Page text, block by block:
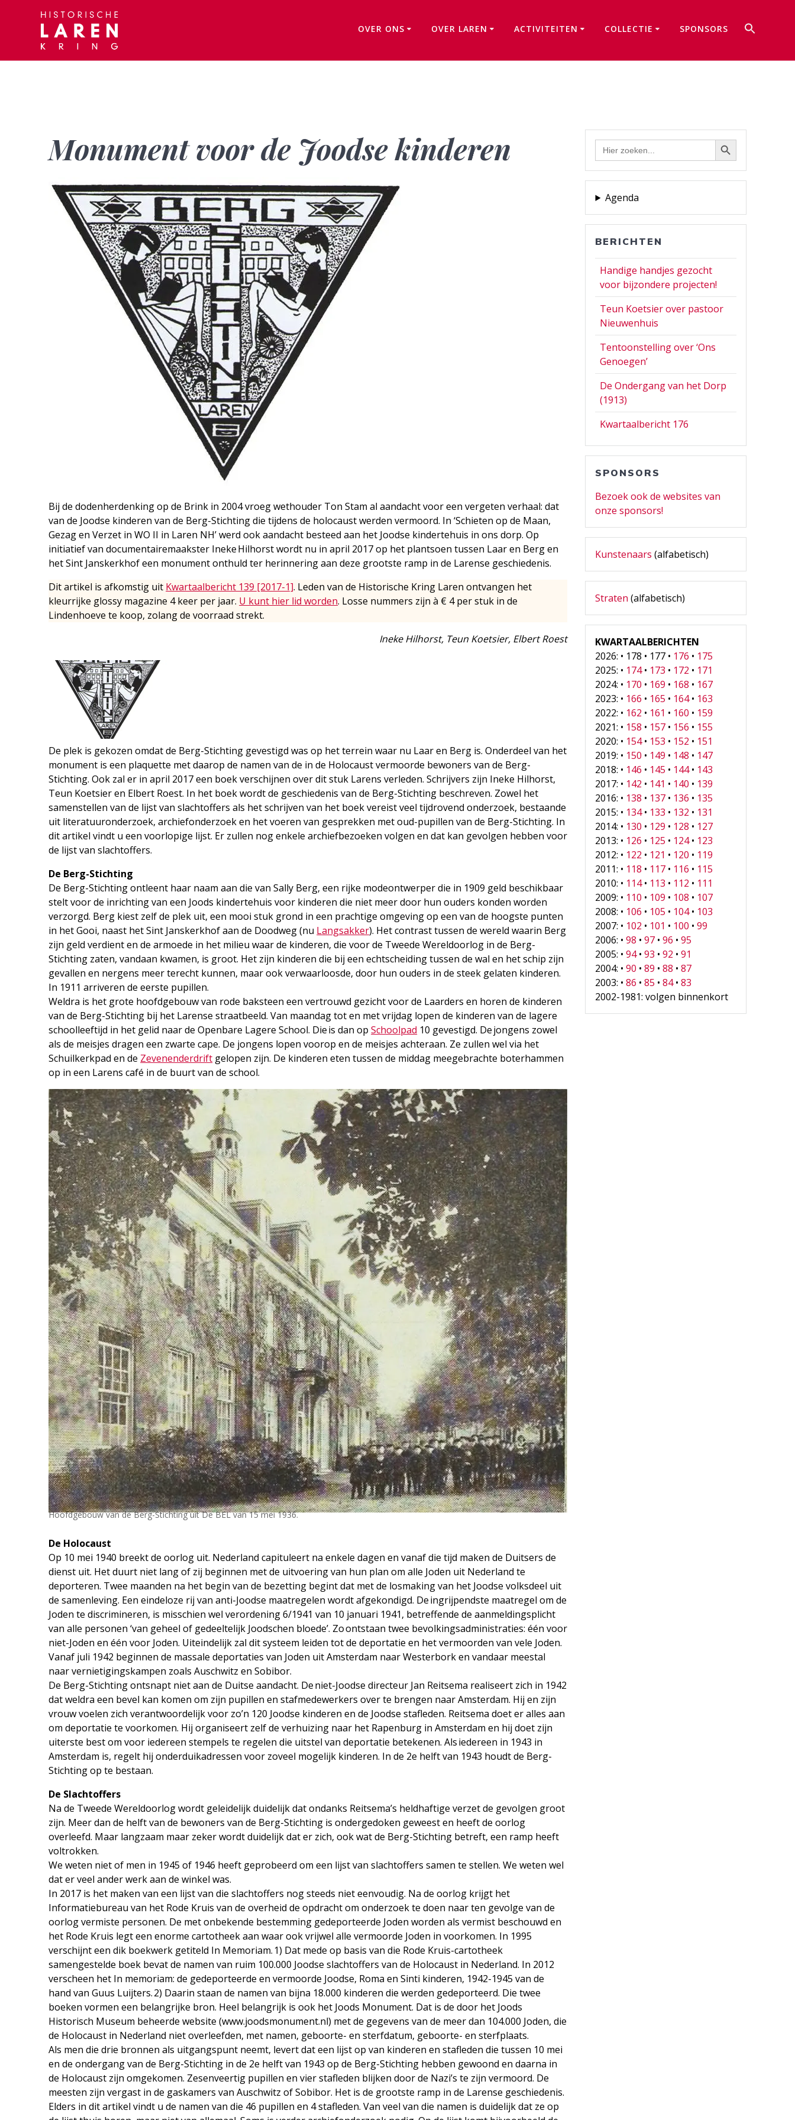
OVER ONS OVER LAREN ACTIVITEITEN COLLECTIE SPONSORS
Monument voor de Joodse kinderen
Bij de dodenherdenking op de Brink in 2004 vroeg wethouder Ton Stam al aandacht voor een vergeten verhaal: dat
van de Joodse kinderen van de Berg-Stichting die tijdens de holocaust werden vermoord. In ‘Schieten op de Maan,
Gezag en Verzet in WO II in Laren NH’ werd ook aandacht besteed aan het Joodse kindertehuis in ons dorp. Op
initiatief van documentairemaakster Ineke Hilhorst wordt nu in april 2017 op het plantsoen tussen Laar en Berg en
het Sint Janskerkhof een monument onthuld ter herinnering aan deze grootste ramp in de Larense geschiedenis.
Dit artikel is afkomstig uit Kwartaalbericht 139 [2017-1]. Leden van de Historische Kring Laren ontvangen het
kleurrijke glossy magazine 4 keer per jaar. U kunt hier lid worden. Losse nummers zijn à € 4 per stuk in de
Lindenhoeve te koop, zolang de voorraad strekt.
Ineke Hilhorst, Teun Koetsier, Elbert Roest
De plek is gekozen omdat de Berg-Stichting gevestigd was op het terrein waar nu Laar en Berg is. Onderdeel van het
monument is een plaquette met daarop de namen van de in de Holocaust vermoorde bewoners van de Berg-
Stichting. Ook zal er in april 2017 een boek verschijnen over dit stuk Larens verleden. Schrijvers zijn Ineke Hilhorst,
Teun Koetsier en Elbert Roest. In het boek wordt de geschiedenis van de Berg-Stichting beschreven. Zowel het
samenstellen van de lijst van slachtoffers als het schrijven van het boek vereist veel tijdrovend onderzoek, bestaande
uit literatuuronderzoek, archiefonderzoek en het voeren van gesprekken met oud-pupillen van de Berg-Stichting. In
dit artikel vindt u een voorlopige lijst. Er zullen nog enkele archiefbezoeken volgen en dat kan gevolgen hebben voor
de lijst van slachtoffers.
De Berg-Stichting
De Berg-Stichting ontleent haar naam aan die van Sally Berg, een rijke modeontwerper die in 1909 geld beschikbaar
stelt voor de inrichting van een Joods kindertehuis voor kinderen die niet meer door hun ouders konden worden
verzorgd. Berg kiest zelf de plek uit, een mooi stuk grond in een prachtige omgeving op een van de hoogste punten
in het Gooi, naast het Sint Janskerkhof aan de Doodweg (nu Langsakker). Het contrast tussen de wereld waarin Berg
zijn geld verdient en de armoede in het milieu waar de kinderen, die voor de Tweede Wereldoorlog in de Berg-
Stichting zaten, vandaan kwamen, is groot. Het zijn kinderen die bij een echtscheiding tussen de wal en het schip zijn
gevallen en nergens meer terecht kunnen, maar ook verwaarloosde, door hun ouders in de steek gelaten kinderen.
In 1911 arriveren de eerste pupillen.
Weldra is het grote hoofdgebouw van rode baksteen een vertrouwd gezicht voor de Laarders en horen de kinderen
van de Berg-Stichting bij het Larense straatbeeld. Van maandag tot en met vrijdag lopen de kinderen van de lagere
schoolleeftijd in het gelid naar de Openbare Lagere School. Die is dan opSchoolpad 10 gevestigd. De jongens zowel
als de meisjes dragen een zwarte cape. De jongens lopen voorop en de meisjes achteraan. Ze zullen wel via het
Schuilkerkpad en de Zevenenderdrift gelopen zijn. De kinderen eten tussen de middag meegebrachte boterhammen
op in een Larens café in de buurt van de school.
Hoofdgebouw van de Berg-Stichting uit De BEL van 15 mei 1936.
De Holocaust
Op 10 mei 1940 breekt de oorlog uit. Nederland capituleert na enkele dagen en vanaf die tijd maken de Duitsers de
dienst uit. Het duurt niet lang of zij beginnen met de uitvoering van hun plan om alle Joden uit Nederland te
deporteren. Twee maanden na het begin van de bezetting begint dat met de losmaking van het Joodse volksdeel uit
de samenleving. Een eindeloze rij van anti-Joodse maatregelen wordt afgekondigd. De ingrijpendste maatregel om de
Joden te discrimineren, is misschien wel verordening 6/1941 van 10 januari 1941, betreffende de aanmeldingsplicht
van alle personen ‘van geheel of gedeeltelijk Joodschen bloede’. Zo ontstaan twee bevolkingsadministraties: één voor
niet-Joden en één voor Joden. Uiteindelijk zal dit systeem leiden tot de deportatie en het vermoorden van vele Joden.
Vanaf juli 1942 beginnen de massale deportaties van Joden uit Amsterdam naar Westerbork en vandaar meestal
naar vernietigingskampen zoals Auschwitz en Sobibor.
De Berg-Stichting ontsnapt niet aan de Duitse aandacht. De niet-Joodse directeur Jan Reitsema realiseert zich in 1942
dat weldra een bevel kan komen om zijn pupillen en stafmedewerkers over te brengen naar Amsterdam. Hij en zijn
vrouw voelen zich verantwoordelijk voor zo’n 120 Joodse kinderen en de Joodse stafleden. Reitsema doet er alles aan
om deportatie te voorkomen. Hij organiseert zelf de verhuizing naar het Rapenburg in Amsterdam en hij doet zijn
uiterste best om voor iedereen stempels te regelen die uitstel van deportatie betekenen. Als iedereen in 1943 in
Amsterdam is, regelt hij onderduikadressen voor zoveel mogelijk kinderen. In de 2e helft van 1943 houdt de Berg-
Stichting op te bestaan.
De Slachtoffers
Na de Tweede Wereldoorlog wordt geleidelijk duidelijk dat ondanks Reitsema’s heldhaftige verzet de gevolgen groot
zijn. Meer dan de helft van de bewoners van de Berg-Stichting is ondergedoken geweest en heeft de oorlog
overleefd. Maar langzaam maar zeker wordt duidelijk dat er zich, ook wat de Berg-Stichting betreft, een ramp heeft
voltrokken.
We weten niet of men in 1945 of 1946 heeft geprobeerd om een lijst van slachtoffers samen te stellen. We weten wel
dat er veel ander werk aan de winkel was.
In 2017 is het maken van een lijst van die slachtoffers nog steeds niet eenvoudig. Na de oorlog krijgt het
Informatiebureau van het Rode Kruis van de overheid de opdracht om onderzoek te doen naar ten gevolge van de
oorlog vermiste personen. De met onbekende bestemming gedeporteerde Joden worden als vermist beschouwd en
het Rode Kruis legt een enorme cartotheek aan waar ook vrijwel alle vermoorde Joden in voorkomen. In 1995
verschijnt een dik boekwerk getiteld In Memoriam. 1) Dat mede op basis van die Rode Kruis-cartotheek
samengestelde boek bevat de namen van ruim 100.000 Joodse slachtoffers van de Holocaust in Nederland. In 2012
verscheen het In memoriam: de gedeporteerde en vermoorde Joodse, Roma en Sinti kinderen, 1942-1945 van de
hand van Guus Luijters. 2) Daarin staan de namen van bijna 18.000 kinderen die werden gedeporteerd. Die twee
boeken vormen een belangrijke bron. Heel belangrijk is ook het Joods Monument. Dat is de door het Joods
Historisch Museum beheerde website (www.joodsmonument.nl) met de gegevens van de meer dan 104.000 Joden, die
de Holocaust in Nederland niet overleefden, met namen, geboorte- en sterfdatum, geboorte- en sterfplaats.
Als men die drie bronnen als uitgangspunt neemt, levert dat een lijst op van kinderen en stafleden die tussen 10 mei
en de ondergang van de Berg-Stichting in de 2e helft van 1943 op de Berg-Stichting hebben gewoond en daarna in
de Holocaust zijn omgekomen. Zesenveertig pupillen en vier stafleden blijken door de Nazi’s te zijn vermoord. De
meesten zijn vergast in de gaskamers van Auschwitz of Sobibor. Het is de grootste ramp in de Larense geschiedenis.
Elders in dit artikel vindt u de namen van die 46 pupillen en 4 stafleden. Van veel van die namen is duidelijk dat ze op
Zoek
naar:
Zoekknop
Agenda
BERICHTEN
Handige handjes gezocht
voor bijzondere projecten!
Teun Koetsier over pastoor
Nieuwenhuis
Tentoonstelling over ‘Ons
Genoegen’
De Ondergang van het Dorp
(1913)
Kwartaalbericht 176
SPONSORS
Bezoek ook de websites van
onze sponsors!
Kunstenaars (alfabetisch)
Straten (alfabetisch)
KWARTAALBERICHTEN
2026: • 178 • 177 • 176 • 175
2025: • 174• 173 • 172 • 171
2024: • 170 • 169 • 168 • 167
2023: • 166 • 165 • 164• 163
2022: • 162 • 161 • 160 • 159
2021: • 158 • 157 • 156 • 155
2020: • 154• 153 • 152 • 151
2019: • 150 • 149 • 148 • 147
2018: • 146 • 145 • 144• 143
2017: • 142 • 141 • 140 • 139
2016: • 138 • 137 • 136 • 135
2015: • 134• 133 • 132 • 131
2014: • 130 • 129 • 128 • 127
2013: • 126 • 125 • 124• 123
2012: • 122 • 121 • 120 • 119
2011: • 118 • 117 • 116 • 115
2010: • 114• 113 • 112 • 111
2009: • 110 • 109 • 108 • 107
2008: • 106 • 105 • 104• 103
2007: • 102 • 101 • 100 •99
2006: •98 •97 •96 •95
2005: •94•93 •92 •91
2004: •90 •89 •88 •87
2003: •86 •85 •84•83
2002-1981: volgen binnenkort